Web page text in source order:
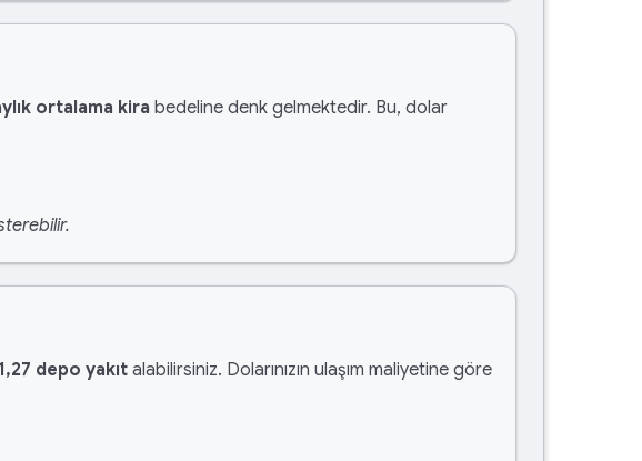
ortalama kira bedeline denk gelmektedir. Bu, dolar
depo yakıt alabilirsiniz. Dolarınızın ulaşım maliyetine göre